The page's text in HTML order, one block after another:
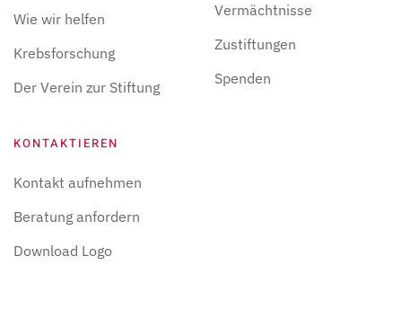
Wie wir helfen
Krebsforschung
Der Verein zur Stiftung
Vermächtnisse
Zustiftungen
Spenden
KONTAKTIEREN
Kontakt aufnehmen
Beratung anfordern
Download Logo